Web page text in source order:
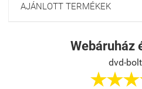
AJÁNLOTT TERMÉKEK
Webáruház
dvd-
